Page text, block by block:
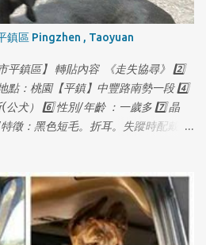
鎮區 Pingzhen , Taoyuan
平鎮區】 轉貼內容 《走失協尋》 2️⃣
點：桃園【平鎮】中豐路南勢一段 4️⃣
公犬） 6️⃣ 性別/年齡 ：一歲多 7️⃣ 晶
徵：黑色短毛。折耳。失蹤時配戴紅